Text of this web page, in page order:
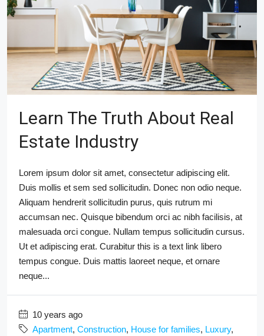
Learn The Truth About Real
Estate Industry
Lorem ipsum dolor sit amet, consectetur adipiscing elit.
Duis mollis et sem sed sollicitudin. Donec non odio neque.
Aliquam hendrerit sollicitudin purus, quis rutrum mi
accumsan nec. Quisque bibendum orci ac nibh facilisis, at
malesuada orci congue. Nullam tempus sollicitudin cursus.
Ut et adipiscing erat. Curabitur this is a text link libero
tempus congue. Duis mattis laoreet neque, et ornare
neque...
10 years ago
Apartment, Construction, House for families, Luxury,